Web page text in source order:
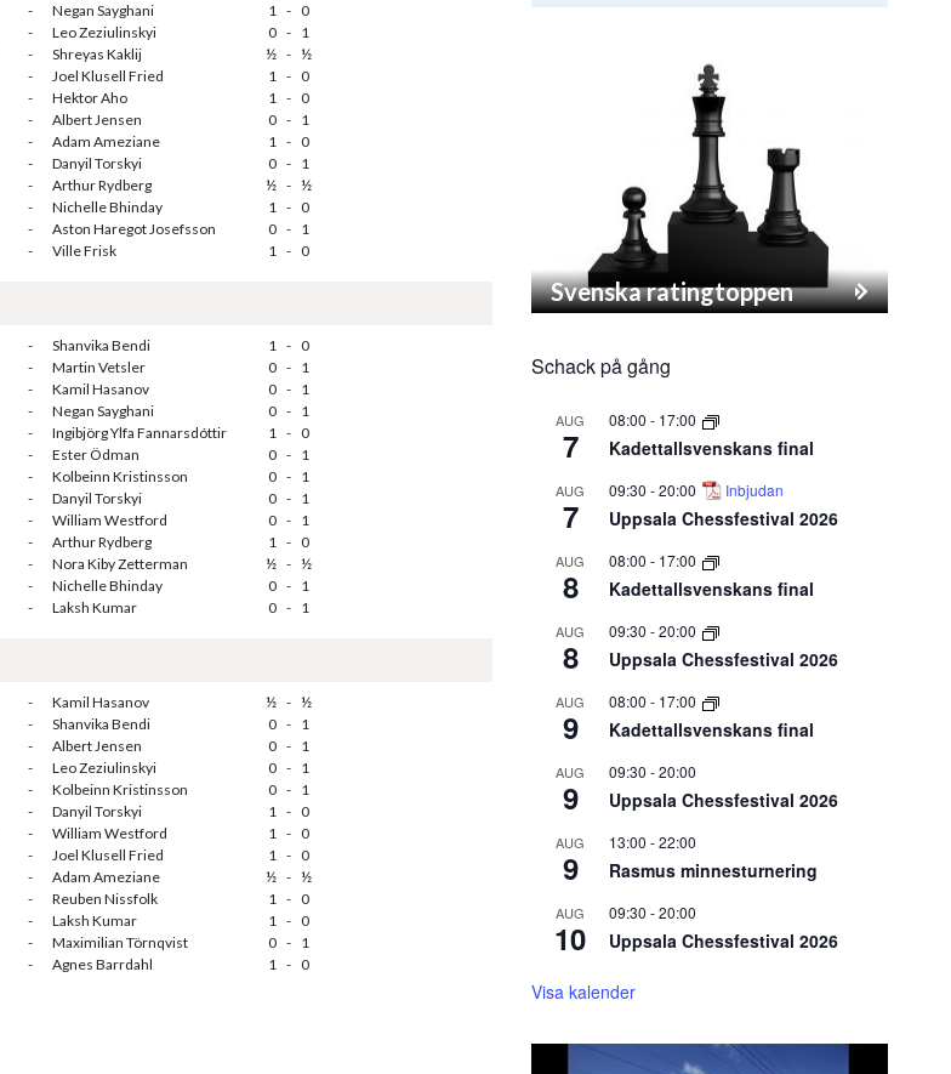
- Negan Sayghani 1 - 0
- Leo Zeziulinskyi 0 - 1
- Shreyas Kaklij ½ - ½
- Joel Klusell Fried 1 - 0
- Hektor Aho 1 - 0
- Albert Jensen 0 - 1
- Adam Ameziane 1 - 0
- Danyil Torskyi 0 - 1
- Arthur Rydberg ½ - ½
- Nichelle Bhinday 1 - 0
- Aston Haregot Josefsson 0 - 1
- Ville Frisk 1 - 0
- Shanvika Bendi 1 - 0
- Martin Vetsler 0 - 1
- Kamil Hasanov 0 - 1
- Negan Sayghani 0 - 1
- Ingibjörg Ylfa Fannarsdóttir 1 - 0
- Ester Ödman 0 - 1
- Kolbeinn Kristinsson 0 - 1
- Danyil Torskyi 0 - 1
- William Westford 0 - 1
- Arthur Rydberg 1 - 0
- Nora Kiby Zetterman ½ - ½
- Nichelle Bhinday 0 - 1
- Laksh Kumar 0 - 1
- Kamil Hasanov ½ - ½
- Shanvika Bendi 0 - 1
- Albert Jensen 0 - 1
- Leo Zeziulinskyi 0 - 1
- Kolbeinn Kristinsson 0 - 1
- Danyil Torskyi 1 - 0
- William Westford 1 - 0
- Joel Klusell Fried 1 - 0
- Adam Ameziane ½ - ½
- Reuben Nissfolk 1 - 0
- Laksh Kumar 1 - 0
- Maximilian Törnqvist 0 - 1
- Agnes Barrdahl 1 - 0
Svenska ratingtoppen
Schack på gång
AUG
7
08:00 - 17:00
Kadettallsvenskans final
AUG
7
09:30 -20:00 Inbjudan
Uppsala Chessfestival 2026
AUG
8
08:00 - 17:00
Kadettallsvenskans final
AUG
8
09:30 -20:00
Uppsala Chessfestival 2026
AUG
9
08:00 - 17:00
Kadettallsvenskans final
AUG
9
09:30 -20:00
Uppsala Chessfestival 2026
AUG
9
13:00 -22:00
Rasmus minnesturnering
AUG
10
09:30 -20:00
Uppsala Chessfestival 2026
Visa kalender